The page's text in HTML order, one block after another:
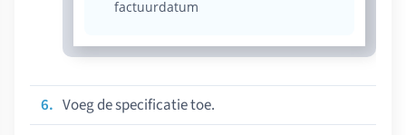
factuurdatum
Voeg de specificatie toe.